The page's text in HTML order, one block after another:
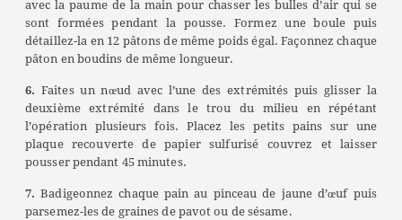
avec la paume de la main pour chasser les bulles d’air qui se
sont formées pendant la pousse. Formez une boule puis
détaillez-la en 12 pâtons de même poids égal. Façonnez chaque
pâton en boudins de même longueur.
6. Faites un nœud avec l’une des extrémités puis glisser la
deuxième extrémité dans le trou du milieu en répétant
l’opération plusieurs fois. Placez les petits pains sur une
plaque recouverte de papier sulfurisé couvrez et laisser
pousser pendant 45 minutes.
7. Badigeonnez chaque pain au pinceau de jaune d’œuf puis
parsemez-les de graines de pavot ou de sésame.